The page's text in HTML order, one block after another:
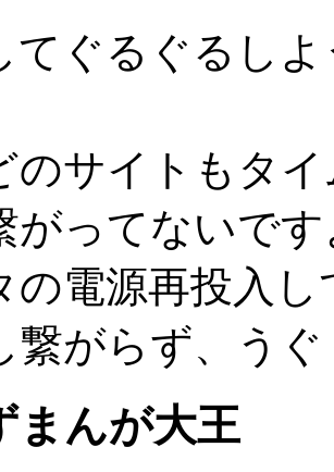
てぐるぐるし
のサイトもタ
がってないで
の電源再投入
繋がらず、う
まんが大王